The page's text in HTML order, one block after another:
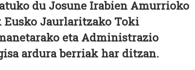
du Josune Irabien Amurrioko
Eusko Jaurlaritzako Toki
eta Administrazio
ardura berriak har ditzan.